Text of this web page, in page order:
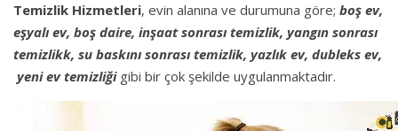
Temizlik Hizmetleri, evin alanına ve durumuna göre; boş ev,
eşyalı ev, boş daire, inşaat sonrası temizlik, yangın sonrası
temizlikk, su baskını sonrası temizlik, yazlık ev, dubleks ev,
yeni ev temizliğigibi bir çok şekilde uygulanmaktadır.